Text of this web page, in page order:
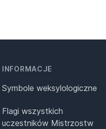
INFORMACJE
Symbole weksylologiczne
Flagi wszystkich
uczestników Mistrzostw